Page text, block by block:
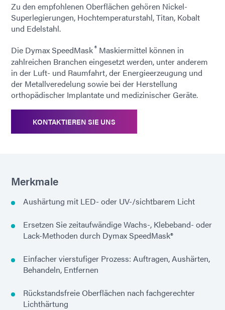
Zu den empfohlenen Oberflächen gehören Nickel-
Superlegierungen, Hochtemperaturstahl, Titan, Kobalt
und Edelstahl.
Die Dymax SpeedMask® Maskiermittel können in
zahlreichen Branchen eingesetzt werden, unter anderem
in der Luft- und Raumfahrt, der Energieerzeugung und
der Metallveredelung sowie bei der Herstellung
orthopädischer Implantate und medizinischer Geräte.
KONTAKTIEREN SIE UNS
Merkmale
Aushärtung mit LED- oder UV-/sichtbarem Licht
Ersetzen Sie zeitaufwändige Wachs-, Klebeband- oder
Lack-Methoden durch Dymax SpeedMask®
Einfacher vierstufiger Prozess: Auftragen, Aushärten,
Behandeln, Entfernen
Rückstandsfreie Oberflächen nach fachgerechter
Lichthärtung